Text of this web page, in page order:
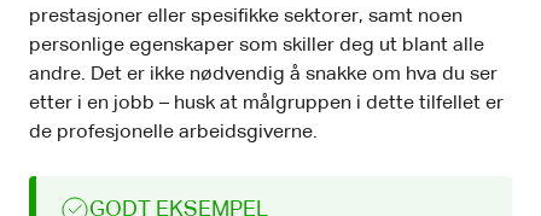
prestasjoner eller spesifikke sektorer, samt noen
personlige egenskaper som skiller deg ut blant alle
andre. Det er ikke nødvendig å snakke om hva du ser
etter i en jobb – husk at målgruppen i dette tilfellet er
de profesjonelle arbeidsgiverne.
GODT EKSEMPEL